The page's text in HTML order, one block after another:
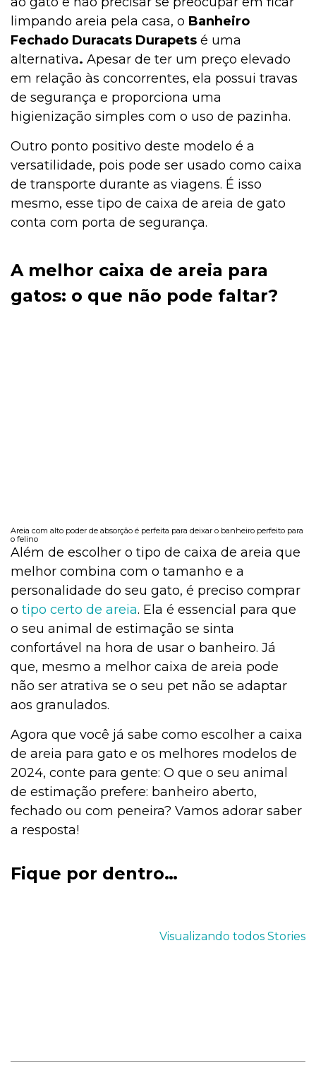
limpando areia pela casa, o Banheiro
Fechado Duracats Durapets é uma
alternativa. Apesar de ter um preço elevado
em relação às concorrentes, ela possui travas
de segurança e proporciona uma
higienização simples com o uso de pazinha.
Outro ponto positivo deste modelo é a
versatilidade, pois pode ser usado como caixa
de transporte durante as viagens. É isso
mesmo, esse tipo de caixa de areia de gato
conta com porta de segurança.
A melhor caixa de areia para
gatos: o que não pode faltar?
Areia com alto poder de absorção é perfeita para deixar o banheiro perfeito para
o felino
Além de escolher o tipo de caixa de areia que
melhor combina com o tamanho e a
personalidade do seu gato, é preciso comprar
o tipo certo de areia. Ela é essencial para que
o seu animal de estimação se sinta
confortável na hora de usar o banheiro. Já
que, mesmo a melhor caixa de areia pode
não ser atrativa se o seu pet não se adaptar
aos granulados.
Agora que você já sabe como escolher a caixa
de areia para gato e os melhores modelos de
2024, conte para gente: O que o seu animal
de estimação prefere: banheiro aberto,
fechado ou com peneira? Vamos adorar saber
a resposta!
Fique por dentro…
Visualizando todos Stories
seu pet está
conheça e